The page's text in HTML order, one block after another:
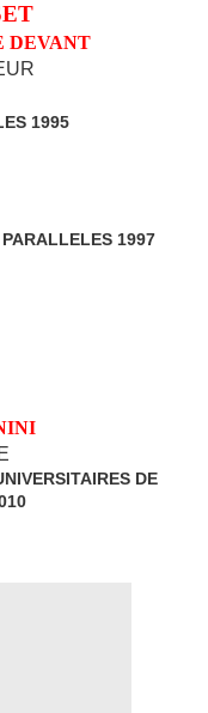
DEVANT
1995
PARALLELES 1997
DE